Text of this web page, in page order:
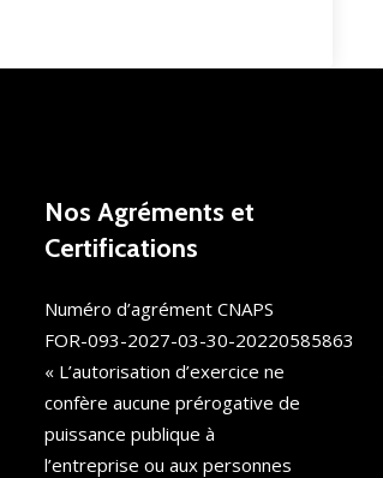
Nos Agréments et
Certifications
Numéro d’agrément CNAPS
FOR-093-2027-03-30-20220585863
« L’autorisation d’exercice ne
confère aucune prérogative de
puissance publique à
l’entreprise ou aux personnes